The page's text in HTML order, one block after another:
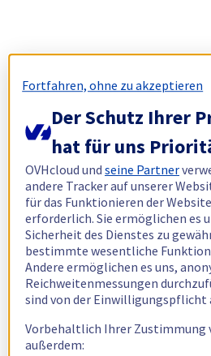
Fortfahren, ohne zu akzeptieren
Der Schutz Ihrer
hat für uns
OVHcloud undseine Partner
andere Tracker auf unserer
für das Funktionieren der
erforderlich. Sie ermöglichen es
Sicherheit des Dienstes zu
bestimmte wesentliche
Andere ermöglichen es uns,
Reichweitenmessungen
sind von der Einwilligungspflicht
Vorbehaltlich Ihrer Zustimmung
außerdem: